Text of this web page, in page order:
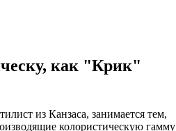
как "Крик"
из Канзаса, занимается тем,
колористическую гамму